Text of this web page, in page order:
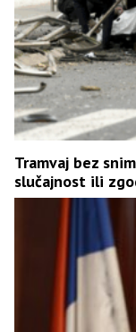
Tramvaj bez
slučajnost ili